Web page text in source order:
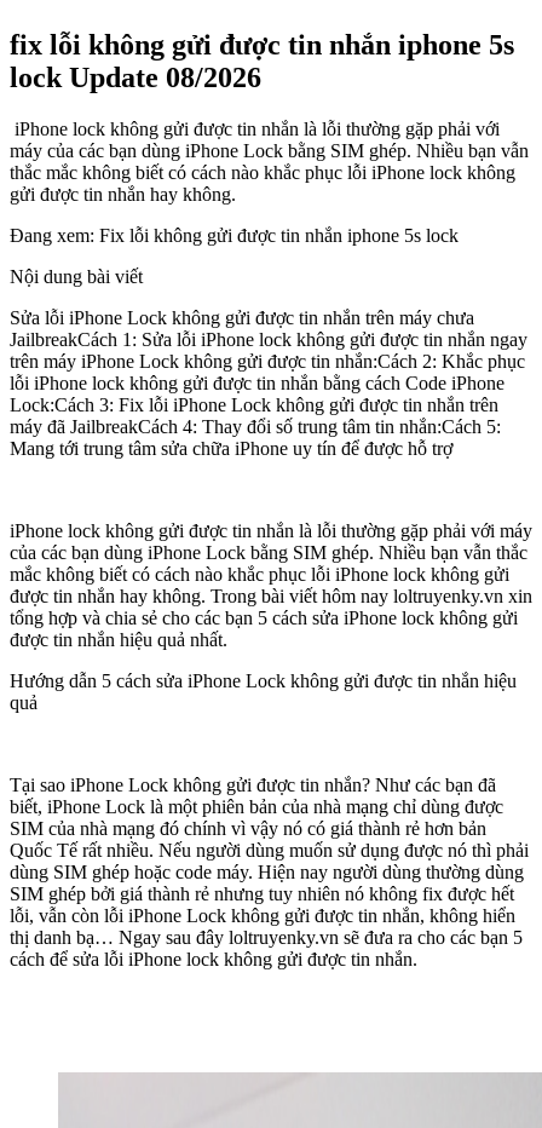
fix lỗi không gửi được tin nhắn iphone 5s
lock Update 08/2026
iPhone lock không gửi được tin nhắn là lỗi thường gặp phải với
máy của các bạn dùng iPhone Lock bằng SIM ghép. Nhiều bạn vẫn
thắc mắc không biết có cách nào khắc phục lỗi iPhone lock không
gửi được tin nhắn hay không.
Đang xem: Fix lỗi không gửi được tin nhắn iphone 5s lock
Nội dung bài viết
Sửa lỗi iPhone Lock không gửi được tin nhắn trên máy chưa
JailbreakCách 1: Sửa lỗi iPhone lock không gửi được tin nhắn ngay
trên máy iPhone Lock không gửi được tin nhắn:Cách 2: Khắc phục
lỗi iPhone lock không gửi được tin nhắn bằng cách Code iPhone
Lock:Cách 3: Fix lỗi iPhone Lock không gửi được tin nhắn trên
máy đã JailbreakCách 4: Thay đổi số trung tâm tin nhắn:Cách 5:
Mang tới trung tâm sửa chữa iPhone uy tín để được hỗ trợ
iPhone lock không gửi được tin nhắn là lỗi thường gặp phải với máy
của các bạn dùng iPhone Lock bằng SIM ghép. Nhiều bạn vẫn thắc
mắc không biết có cách nào khắc phục lỗi iPhone lock không gửi
được tin nhắn hay không. Trong bài viết hôm nay loltruyenky.vn xin
tổng hợp và chia sẻ cho các bạn 5 cách sửa iPhone lock không gửi
được tin nhắn hiệu quả nhất.
Hướng dẫn 5 cách sửa iPhone Lock không gửi được tin nhắn hiệu
quả
Tại sao iPhone Lock không gửi được tin nhắn? Như các bạn đã
biết, iPhone Lock là một phiên bản của nhà mạng chỉ dùng được
SIM của nhà mạng đó chính vì vậy nó có giá thành rẻ hơn bản
Quốc Tế rất nhiều. Nếu người dùng muốn sử dụng được nó thì phải
dùng SIM ghép hoặc code máy. Hiện nay người dùng thường dùng
SIM ghép bởi giá thành rẻ nhưng tuy nhiên nó không fix được hết
lỗi, vẫn còn lỗi iPhone Lock không gửi được tin nhắn, không hiển
thị danh bạ… Ngay sau đây loltruyenky.vn sẽ đưa ra cho các bạn 5
cách để sửa lỗi iPhone lock không gửi được tin nhắn.